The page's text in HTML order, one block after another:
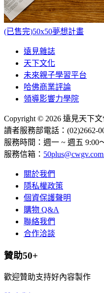
(已售完)50x50夢想計畫
遠見雜誌
天下文化
未來親子學習平台
哈佛商業評論
領導影響力學院
Copyright © 2026 遠見天下
讀者服務部電話：(02)2662-
服務時間：週一 ~ 週五 9:00
服務信箱：
關於我們
隱私權政策
個資保護聲明
購物 Q&A
聯絡我們
合作洽談
贊助50+
歡迎贊助支持好內容製作